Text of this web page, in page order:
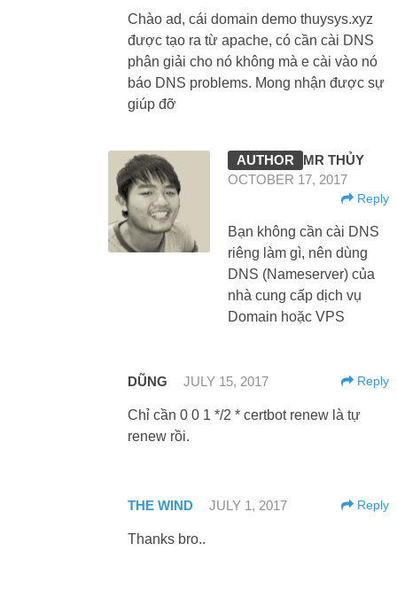
Chào ad, cái domain demo thuysys.xyz
được tạo ra từ apache, có cần cài DNS
phân giải cho nó không mà e cài vào nó
báo DNS problems. Mong nhận được sự
giúp đỡ
MR THỦY
OCTOBER 17, 2017
Reply
Bạn không cần cài DNS
riêng làm gì, nên dùng
DNS (Nameserver) của
nhà cung cấp dịch vụ
Domain hoặc VPS
DŨNG JULY 15, 2017 Reply
Chỉ cần 0 0 1 */2 * certbot renew là tự
renew rồi.
THE WIND JULY 1, 2017 Reply
Thanks bro..